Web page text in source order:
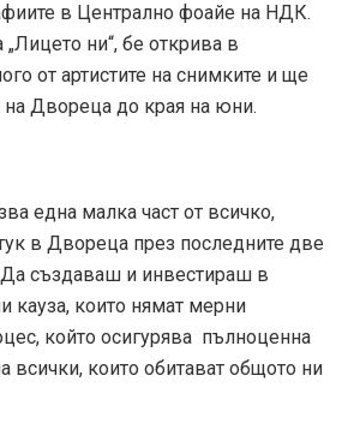
в Централно фоайе на НДК.
ни“, бе открива в
от артистите на снимките и ще
на Двореца до края на юни.
една малка част от всичко,
в Двореца през последните две
създаваш и инвестираш в
кауза, които нямат мерни
който осигурява пълноценна
всички, които обитават общото ни